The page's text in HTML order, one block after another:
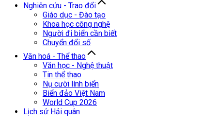
Nghiên cứu - Trao đổi
Giáo dục - Đào tạo
Khoa học công nghệ
Người đi biển cần biết
Chuyển đổi số
Văn hoá - Thể thao
Văn học - Nghệ thuật
Tin thể thao
Nụ cười lính biển
Biển đảo Việt Nam
World Cup 2026
Lịch sử Hải quân